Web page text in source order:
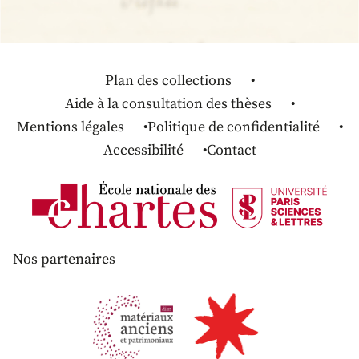
Plan des collections
Aide à la consultation des thèses
Mentions légales
Politique de confidentialité
Accessibilité
Contact
Nos partenaires